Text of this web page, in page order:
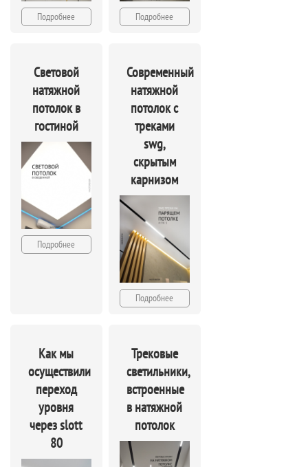
Подробнее Подробнее
Световой
натяжной
потолок в
гостиной
Подробнее
Современный
натяжной
потолок с
треками
swg,
скрытым
карнизом
Подробнее
Как мы
осуществили
переход
уровня
через slott
80
Трековые
светильники,
встроенные
в натяжной
потолок